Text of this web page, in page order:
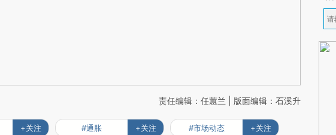
责任编辑：任蕙兰 | 版面编辑：石溪升
+关注 #通胀 +关注 #市场动态 +关注